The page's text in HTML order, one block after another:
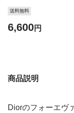
送料無料
6,600円
商品説明
Diorのフォーエヴ